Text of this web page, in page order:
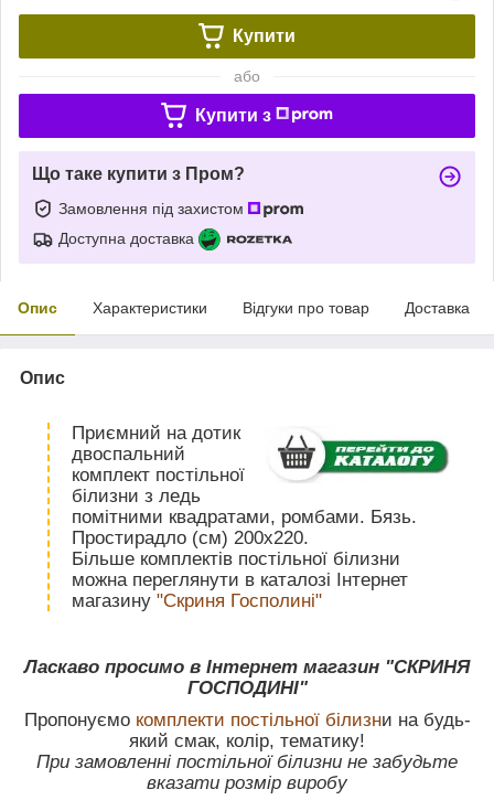
Купити
або
Купити з
Що таке купити з Пром?
Замовлення під захистом
Доступна доставка
Опис Характеристики Відгуки про товар Доставка
Опис
Приємний на дотик
двоспальний
комплект постільної
білизни з ледь
помітними квадратами, ромбами. Бязь.
Простирадло (см) 200х220.
Більше комплектів постільної білизни
можна переглянути в каталозі Інтернет
магазину "Скриня Госполині"
Ласкаво просимо в Інтернет магазин "СКРИНЯ
ГОСПОДИНІ"
Пропонуємо комплекти постільної білизни на будь-
який смак, колір, тематику!
При замовленні постільної білизни не забудьте
вказати розмір виробу